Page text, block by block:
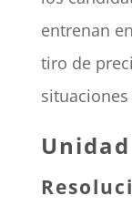
entrenan
tiro de